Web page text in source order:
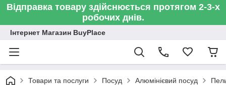
Відправка товару здійснюється протягом 2-3-х
робочих днів.
Інтернет Магазин BuyPlace
Товари та послуги Посуд Алюмінієвий посуд